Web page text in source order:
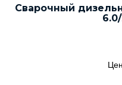
Сварочный